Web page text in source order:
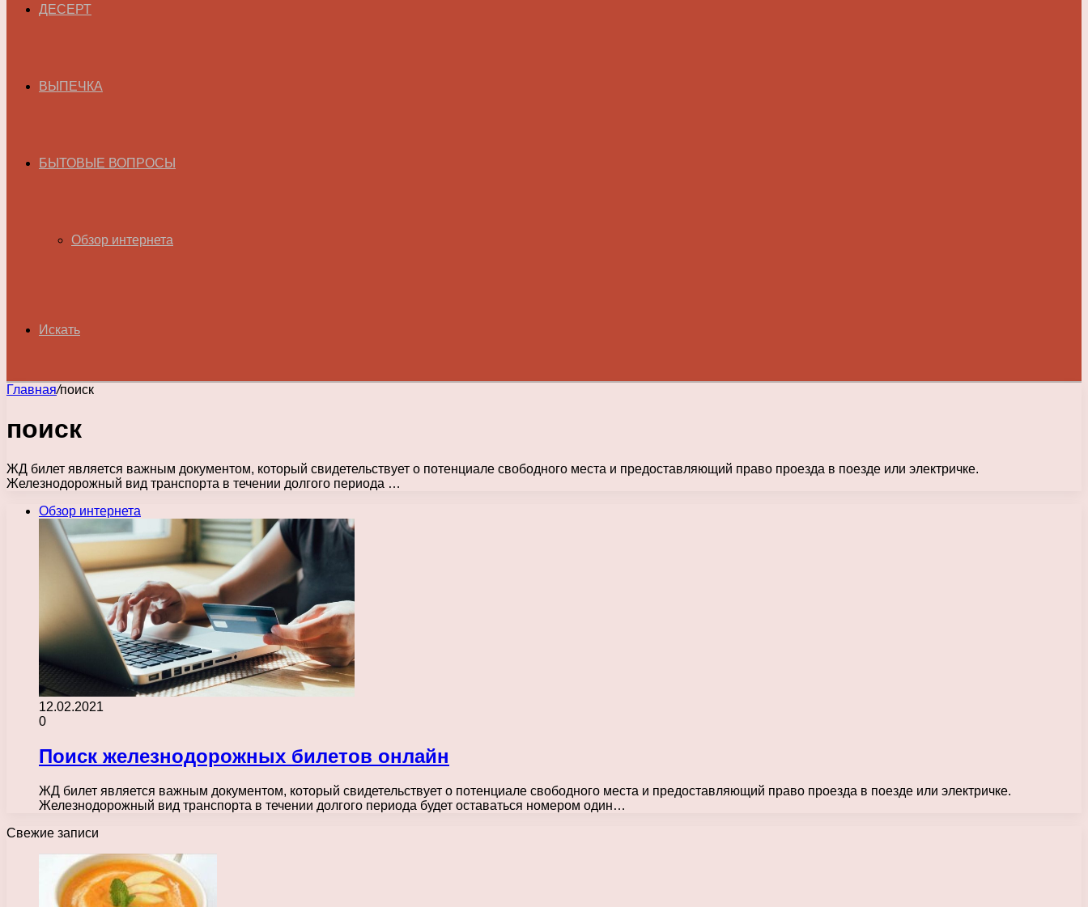
ДЕСЕРТ
ВЫПЕЧКА
БЫТОВЫЕ ВОПРОСЫ
Обзор интернета
Искать
Главная/поиск
поиск
ЖД билет является важным документом, который свидетельствует о потенциале свободного места и предоставляющий право проезда в поезде или электричке.
Железнодорожный вид транспорта в течении долгого периода …
Обзор интернета
12.02.2021
0
Поиск железнодорожных билетов онлайн
ЖД билет является важным документом, который свидетельствует о потенциале свободного места и предоставляющий право проезда в поезде или электричке.
Железнодорожный вид транспорта в течении долгого периода будет оставаться номером один…
Свежие записи